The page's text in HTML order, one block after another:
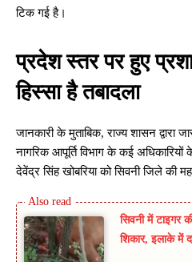
टिक गई है।
प्रदेश स्तर पर हुए
हिस्सा है तबादला
जानकारी के मुताबिक, राज्य शासन द्वारा
नागरिक आपूर्ति विभाग के कई
देवेंद्र सिंह खोबरिया को सिवनी जिले की
सिवनी में टाइगर
शिकार, इलाके में